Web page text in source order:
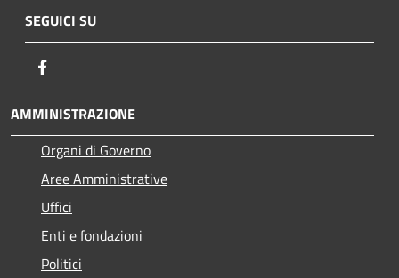
SEGUICI SU
AMMINISTRAZIONE
Organi di Governo
Aree Amministrative
Uffici
Enti e fondazioni
Politici